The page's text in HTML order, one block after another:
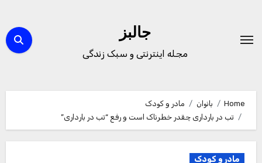
content
جالبز
مجله اینترنتی و سبک زندگی
Home بانوان
مادر و کودک
تب در بارداری چقدر خطرناک است و رفع “تب در بارداری”
مادر و کودک